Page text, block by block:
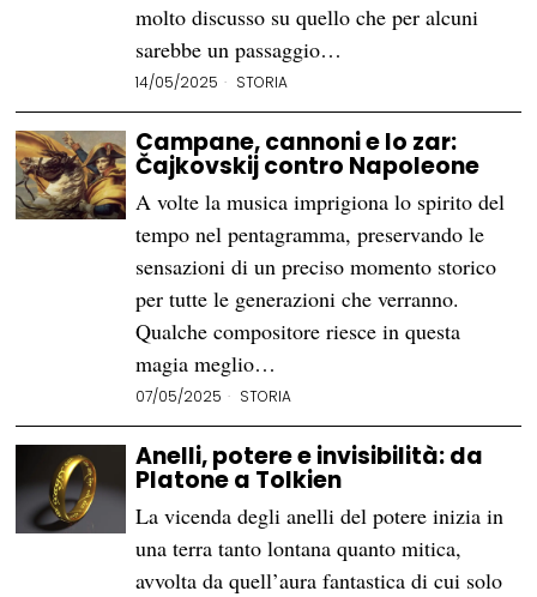
molto discusso su quello che per alcuni
sarebbe un passaggio…
14/05/2025 STORIA
Campane, cannoni e lo zar:
Čajkovskij contro Napoleone
A volte la musica imprigiona lo spirito del
tempo nel pentagramma, preservando le
sensazioni di un preciso momento storico
per tutte le generazioni che verranno.
Qualche compositore riesce in questa
magia meglio…
07/05/2025 STORIA
Anelli, potere e invisibilità: da
Platone a Tolkien
La vicenda degli anelli del potere inizia in
una terra tanto lontana quanto mitica,
avvolta da quell’aura fantastica di cui solo